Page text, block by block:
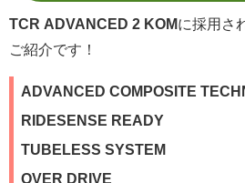
TCR ADVANCED 2 KOMに採用さ
ご紹介です！
ADVANCED COMPOSITE
RIDESENSE READY
TUBELESS SYSTEM
OVER DRIVE